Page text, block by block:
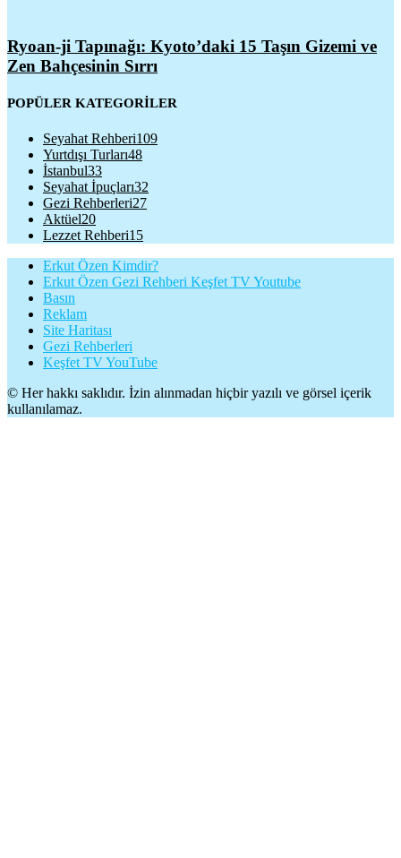
Ryoan-ji Tapınağı: Kyoto’daki 15 Taşın Gizemi ve
Zen Bahçesinin Sırrı
POPÜLER KATEGORİLER
Seyahat Rehberi109
Yurtdışı Turları48
İstanbul33
Seyahat İpuçları32
Gezi Rehberleri27
Aktüel20
Lezzet Rehberi15
Erkut Özen Kimdir?
Erkut Özen Gezi Rehberi Keşfet TV Youtube
Basın
Reklam
Site Haritası
Gezi Rehberleri
Keşfet TV YouTube
© Her hakkı saklıdır. İzin alınmadan hiçbir yazılı ve görsel içerik
kullanılamaz.